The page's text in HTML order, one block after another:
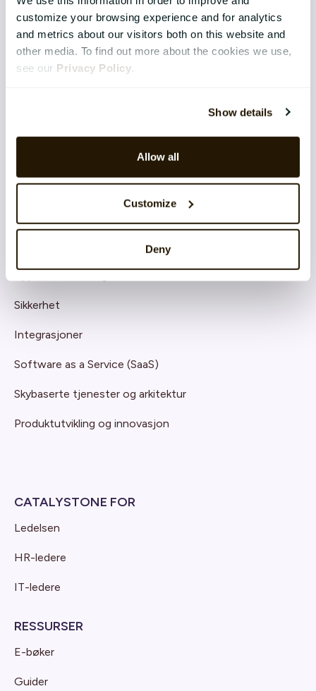
customize your browsing experience and for analytics
and metrics about our visitors both on this website and
other media. To find out more about the cookies we use,
see our Privacy Policy
Show details
Allow all
Customize
Deny
Continuous Performance
Competence & Learning
Talent & Succession
TEKNOLOGI & TJENESTER
Sikkerhet
Integrasjoner
Software as a Service (SaaS)
Skybaserte tjenester og arkitektur
Produktutvikling og innovasjon
CATALYSTONE FOR
Ledelsen
HR-ledere
IT-ledere
RESSURSER
E-bøker
Guider